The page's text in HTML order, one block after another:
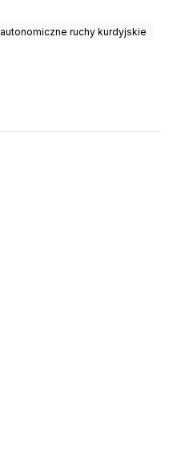
autonomiczne ruchy kurdyjskie